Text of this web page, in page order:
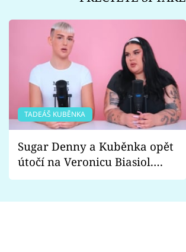
TADEÁŠ KUBĚNKA
Sugar Denny a Kuběnka opět
útočí na Veronicu Biasiol.
Proč je podle nich falešná a